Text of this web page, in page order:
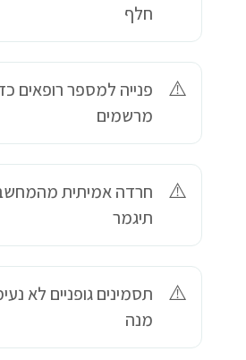
חלף
פנייה למספר רופאים
מרשמים
חרדה אמיתית
תיגמר
תסמינים גופניים לא
מנה